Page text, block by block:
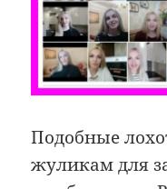
Подобные
жуликам для